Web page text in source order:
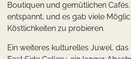
Boutiquen und gemütlichen
entspannt, und es gab viele
Köstlichkeiten zu probieren.
Ein weiteres kulturelles Juwel,